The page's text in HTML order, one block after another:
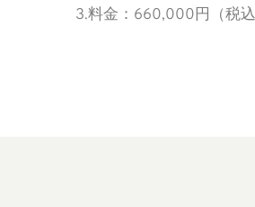
3.料金：660,000円（税込